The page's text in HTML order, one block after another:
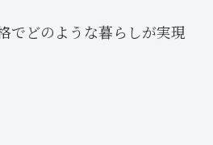
でどのような暮らしが実現